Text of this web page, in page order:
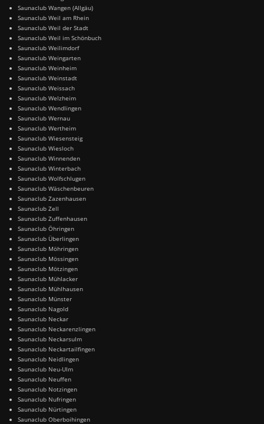
Saunaclub Wangen (Allgäu)
Saunaclub Weil am Rhein
Saunaclub Weil der Stadt
Saunaclub Weil im Schönbuch
Saunaclub Weilimdorf
Saunaclub Weingarten
Saunaclub Weinheim
Saunaclub Weinstadt
Saunaclub Weissach
Saunaclub Welzheim
Saunaclub Wendlingen
Saunaclub Wernau
Saunaclub Wertheim
Saunaclub Wiesensteig
Saunaclub Wiesloch
Saunaclub Winnenden
Saunaclub Winterbach
Saunaclub Wolfschlugen
Saunaclub Wäschenbeuren
Saunaclub Zazenhausen
Saunaclub Zell
Saunaclub Zuffenhausen
Saunaclub Öhringen
Saunaclub Überlingen
Saunaclub Möhringen
Saunaclub Mössingen
Saunaclub Mötzingen
Saunaclub Mühlacker
Saunaclub Mühlhausen
Saunaclub Münster
Saunaclub Nagold
Saunaclub Neckar
Saunaclub Neckarenzlingen
Saunaclub Neckarsulm
Saunaclub Neckartailfingen
Saunaclub Neidlingen
Saunaclub Neu-Ulm
Saunaclub Neuffen
Saunaclub Notzingen
Saunaclub Nufringen
Saunaclub Nürtingen
Saunaclub Oberboihingen